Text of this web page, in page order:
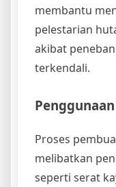
membantu
pelestarian
akibat
terkendali.
Proses
melibatkan
seperti serat